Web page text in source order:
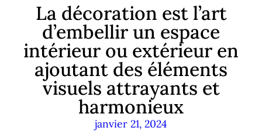
La décoration est l’art
d’embellir un espace
intérieur ou extérieur en
ajoutant des éléments
visuels attrayants et
harmonieux
janvier 21, 2024